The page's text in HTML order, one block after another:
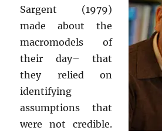
Sargent (1979)
made about the
macromodels of
their day– that
they relied on
identifying
assumptions that
were not credible.